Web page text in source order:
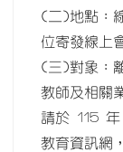
(二)地點：
位寄發線上
(三)對象：
教師及相關
請於 115
教育資訊網